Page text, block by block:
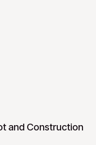
and Construction